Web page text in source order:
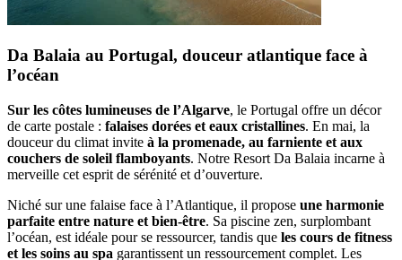
Da Balaia au Portugal, douceur atlantique face à
l’océan
Sur les côtes lumineuses de l’Algarve, le Portugal offre un décor
de carte postale : falaises dorées et eaux cristallines. En mai, la
douceur du climat invite à la promenade, au farniente et aux
couchers de soleil flamboyants. Notre Resort Da Balaia incarne à
merveille cet esprit de sérénité et d’ouverture.
Niché sur une falaise face à l’Atlantique, il propose une harmonie
parfaite entre nature et bien-être. Sa piscine zen, surplombant
l’océan, est idéale pour se ressourcer, tandis que les cours de fitness
et les soins au spa garantissent un ressourcement complet. Les